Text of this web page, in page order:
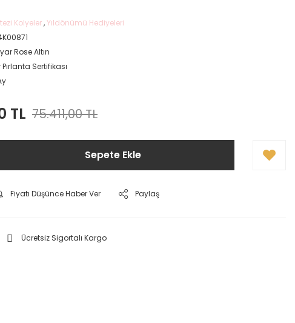
Kolyeler,Yıldönümü Hediyeleri
Rose Altın
Pırlanta Sertifikası
TL 75.411,00 TL
Sepete Ekle
Fiyatı Düşünce Haber Ver Paylaş
Ücretsiz Sigortalı Kargo